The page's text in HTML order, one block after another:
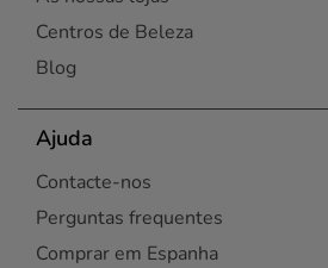
Centros de Beleza
Blog
Ajuda
Contacte-nos
Perguntas frequentes
Comprar em Espanha